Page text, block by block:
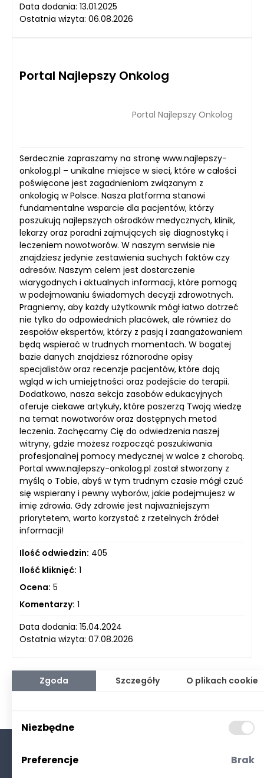
Data dodania: 13.01.2025
Ostatnia wizyta: 06.08.2026
Portal Najlepszy Onkolog
Portal Najlepszy Onkolog
Serdecznie zapraszamy na stronę www.najlepszy-
onkolog.pl – unikalne miejsce w sieci, które w całości
poświęcone jest zagadnieniom związanym z
onkologią w Polsce. Nasza platforma stanowi
fundamentalne wsparcie dla pacjentów, którzy
poszukują najlepszych ośrodków medycznych, klinik,
lekarzy oraz poradni zajmujących się diagnostyką i
leczeniem nowotworów. W naszym serwisie nie
znajdziesz jedynie zestawienia suchych faktów czy
adresów. Naszym celem jest dostarczenie
wiarygodnych i aktualnych informacji, które pomogą
w podejmowaniu świadomych decyzji zdrowotnych.
Pragniemy, aby każdy użytkownik mógł łatwo dotrzeć
nie tylko do odpowiednich placówek, ale również do
zespołów ekspertów, którzy z pasją i zaangażowaniem
będą wspierać w trudnych momentach. W bogatej
bazie danych znajdziesz różnorodne opisy
specjalistów oraz recenzje pacjentów, które dają
wgląd w ich umiejętności oraz podejście do terapii.
Dodatkowo, nasza sekcja zasobów edukacyjnych
oferuje ciekawe artykuły, które poszerzą Twoją wiedzę
na temat nowotworów oraz dostępnych metod
leczenia. Zachęcamy Cię do odwiedzenia naszej
witryny, gdzie możesz rozpocząć poszukiwania
profesjonalnej pomocy medycznej w walce z chorobą.
Portal www.najlepszy-onkolog.pl został stworzony z
myślą o Tobie, abyś w tym trudnym czasie mógł czuć
się wspierany i pewny wyborów, jakie podejmujesz w
imię zdrowia. Gdy zdrowie jest najważniejszym
priorytetem, warto korzystać z rzetelnych źródeł
informacji!
Ilość odwiedzin: 405
Ilość kliknięć: 1
Ocena: 5
Komentarzy: 1
Data dodania: 15.04.2024
Ostatnia wizyta: 07.08.2026
Zgoda Szczegóły O plikach cookie
Niezbędne
Preferencje Brak